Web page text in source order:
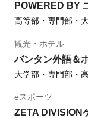
POWERED BY
高等部・専門部・
観光・ホテル
バンタン外語＆
大学部・専門部・
eスポーツ
ZETA DIVISION